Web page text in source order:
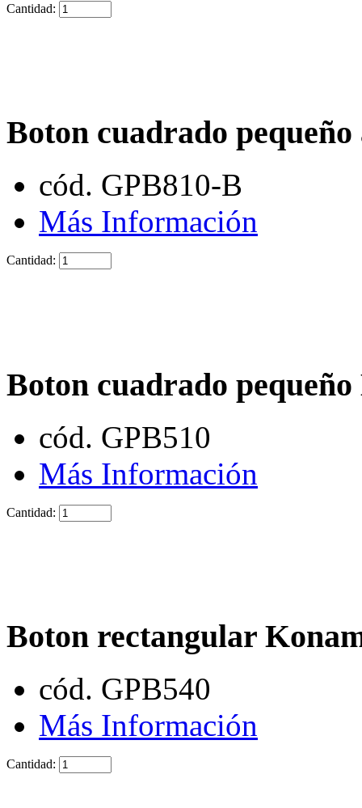
Cantidad:
Boton cuadrado
cód. GPB810-B
Más Información
Cantidad:
Boton cuadrado
cód. GPB510
Más Información
Cantidad:
Boton rectangular
cód. GPB540
Más Información
Cantidad: